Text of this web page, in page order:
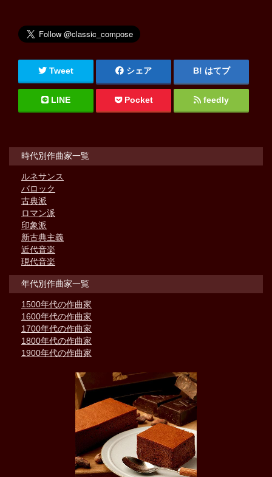
Tweet シェア はてブ
LINE Pocket feedly
時代別作曲家一覧
ルネサンス
バロック
古典派
ロマン派
印象派
新古典主義
近代音楽
現代音楽
年代別作曲家一覧
1500年代の作曲家
1600年代の作曲家
1700年代の作曲家
1800年代の作曲家
1900年代の作曲家